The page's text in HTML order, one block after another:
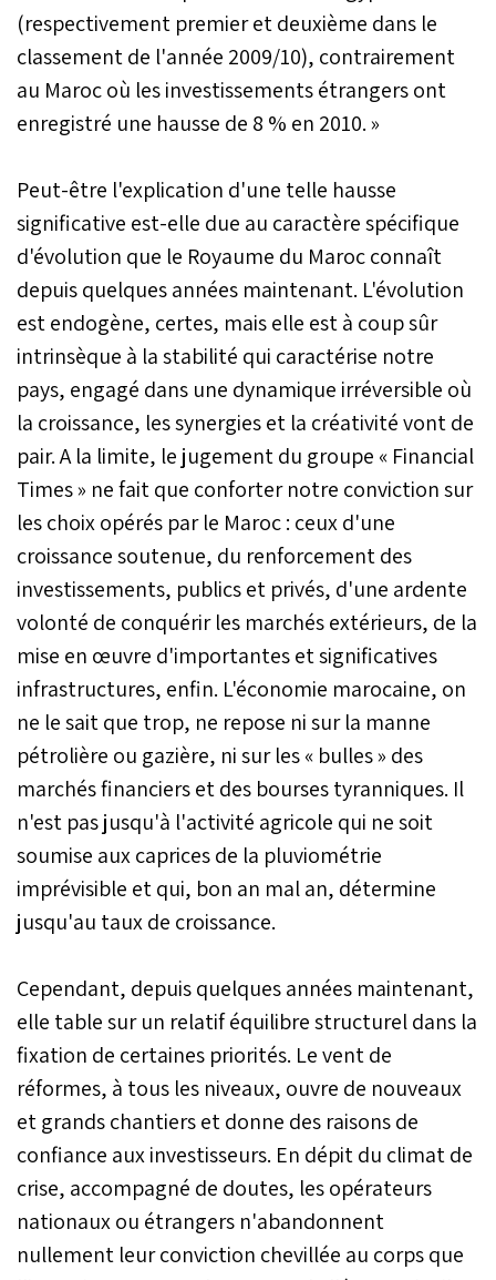
(respectivement premier et deuxième dans le
classement de l'année 2009/10), contrairement
au Maroc où les investissements étrangers ont
enregistré une hausse de 8 % en 2010. »
Peut-être l'explication d'une telle hausse
significative est-elle due au caractère spécifique
d'évolution que le Royaume du Maroc connaît
depuis quelques années maintenant. L'évolution
est endogène, certes, mais elle est à coup sûr
intrinsèque à la stabilité qui caractérise notre
pays, engagé dans une dynamique irréversible où
la croissance, les synergies et la créativité vont de
pair. A la limite, le jugement du groupe « Financial
Times » ne fait que conforter notre conviction sur
les choix opérés par le Maroc : ceux d'une
croissance soutenue, du renforcement des
investissements, publics et privés, d'une ardente
volonté de conquérir les marchés extérieurs, de la
mise en œuvre d'importantes et significatives
infrastructures, enfin. L'économie marocaine, on
ne le sait que trop, ne repose ni sur la manne
pétrolière ou gazière, ni sur les « bulles » des
marchés financiers et des bourses tyranniques. Il
n'est pas jusqu'à l'activité agricole qui ne soit
soumise aux caprices de la pluviométrie
imprévisible et qui, bon an mal an, détermine
jusqu'au taux de croissance.
Cependant, depuis quelques années maintenant,
elle table sur un relatif équilibre structurel dans la
fixation de certaines priorités. Le vent de
réformes, à tous les niveaux, ouvre de nouveaux
et grands chantiers et donne des raisons de
confiance aux investisseurs. En dépit du climat de
crise, accompagné de doutes, les opérateurs
nationaux ou étrangers n'abandonnent
nullement leur conviction chevillée au corps que